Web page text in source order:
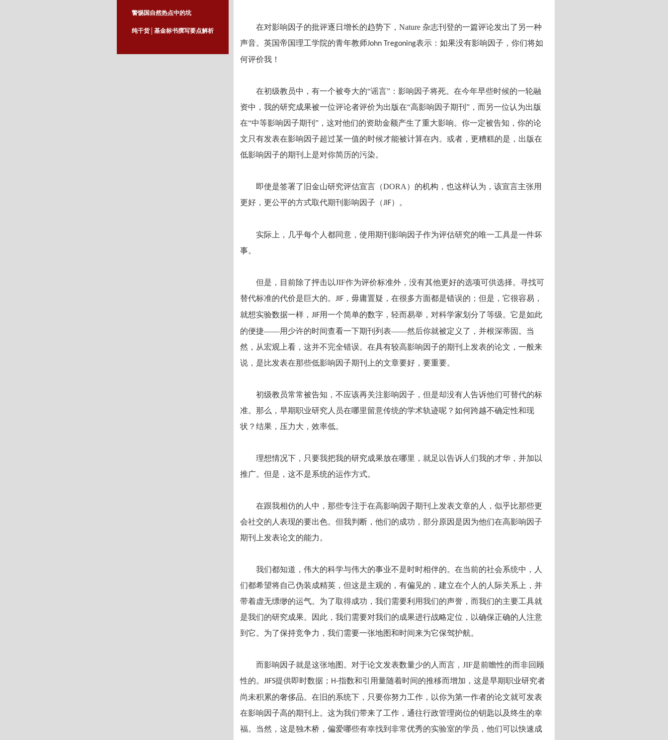
警惕国自然热点中的坑
纯干货│基金标书撰写要点解析
在对影响因子的批评逐日增长的趋势下，Nature 杂志刊登的一篇评论发出了另一种
声音。英国帝国理工学院的青年教师John Tregoning表示：如果没有影响因子，你们将如
何评价我！
在初级教员中，有一个被夸大的“谣言”：影响因子将死。在今年早些时候的一轮融
资中，我的研究成果被一位评论者评价为出版在“高影响因子期刊”，而另一位认为出版
在“中等影响因子期刊”，这对他们的资助金额产生了重大影响。你一定被告知，你的论
文只有发表在影响因子超过某一值的时候才能被计算在内。或者，更糟糕的是，出版在
低影响因子的期刊上是对你简历的污染。
即使是签署了旧金山研究评估宣言（DORA）的机构，也这样认为，该宣言主张用
更好，更公平的方式取代期刊影响因子（JIF）。
实际上，几乎每个人都同意，使用期刊影响因子作为评估研究的唯一工具是一件坏
事。
但是，目前除了抨击以JIF作为评价标准外，没有其他更好的选项可供选择。寻找可
替代标准的代价是巨大的。 JIF ，毋庸置疑，在很多方面都是错误的；但是，它很容易，
就想实验数据一样， JIF用一个简单的数字，轻而易举，对科学家划分了等级。它是如此
的便捷——用少许的时间查看一下期刊列表——然后你就被定义了，并根深蒂固。当
然，从宏观上看，这并不完全错误。在具有较高影响因子的期刊上发表的论文，一般来
说，是比发表在那些低影响因子期刊上的文章要好，要重要。
初级教员常常被告知，不应该再关注影响因子，但是却没有人告诉他们可替代的标
准。那么，早期职业研究人员在哪里留意传统的学术轨迹呢？如何跨越不确定性和现
状？结果，压力大，效率低。
理想情况下，只要我把我的研究成果放在哪里，就足以告诉人们我的才华，并加以
推广。但是，这不是系统的运作方式。
在跟我相仿的人中，那些专注于在高影响因子期刊上发表文章的人，似乎比那些更
会社交的人表现的要出色。但我判断，他们的成功，部分原因是因为他们在高影响因子
期刊上发表论文的能力。
我们都知道，伟大的科学与伟大的事业不是时时相伴的。在当前的社会系统中，人
们都希望将自己伪装成精英，但这是主观的，有偏见的，建立在个人的人际关系上，并
带着虚无缥缈的运气。为了取得成功，我们需要利用我们的声誉，而我们的主要工具就
是我们的研究成果。因此，我们需要对我们的成果进行战略定位，以确保正确的人注意
到它。为了保持竞争力，我们需要一张地图和时间来为它保驾护航。
而影响因子就是这张地图。对于论文发表数量少的人而言，JIF是前瞻性的而非回顾
性的。 JIFS提供即时数据； H-指数和引用量随着时间的推移而增加，这是早期职业研究者
尚未积累的奢侈品。在旧的系统下，只要你努力工作，以你为第一作者的论文就可发表
在影响因子高的期刊上。这为我们带来了工作，通往行政管理岗位的钥匙以及终生的幸
福。当然，这是独木桥，偏爱哪些有幸找到非常优秀的实验室的学员，他们可以快速成